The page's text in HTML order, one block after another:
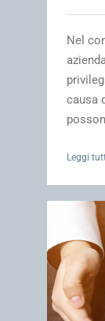
Nel
causa
Leggi